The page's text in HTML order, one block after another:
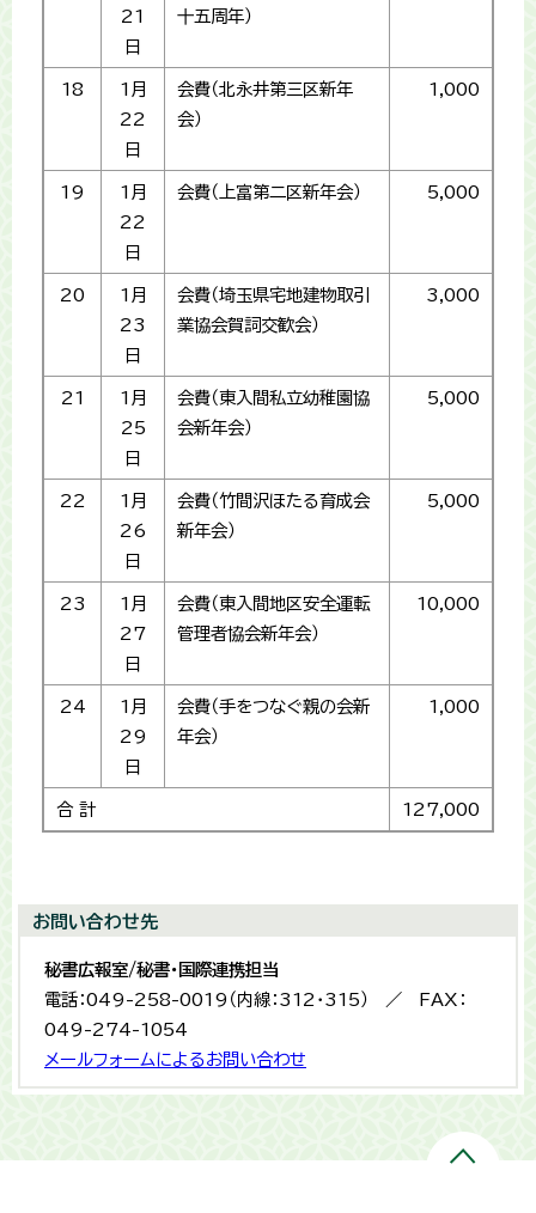
21
日
十五周年）
18
1月
22
日
会費（北永井第三区新年
会）
1,000
19
1月
22
日
会費（上富第二区新年会） 5,000
20
1月
23
日
会費（埼玉県宅地建物取引
業協会賀詞交歓会）
3,000
21
1月
25
日
会費（東入間私立幼稚園協
会新年会）
5,000
22
1月
26
日
会費（竹間沢ほたる育成会
新年会）
5,000
23
1月
27
日
会費（東入間地区安全運転
管理者協会新年会）
10,000
24
1月
29
日
会費（手をつなぐ親の会新
年会）
1,000
合 計 127,000
お問い合わせ先
秘書広報室/秘書・国際連携担当
電話：049-258-0019（内線：312・315） ／ FAX：
049-274-1054
メールフォームによるお問い合わせ